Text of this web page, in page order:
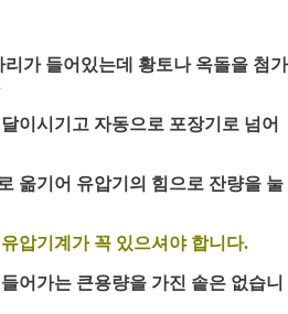
가 들어있는데 황토나 옥돌을 첨가
이시기고 자동으로 포장기로 넘어
옮기어 유압기의 힘으로 잔량을 눌
압기계가 꼭 있으셔야 합니다.
어가는 큰용량을 가진 솥은 없습니